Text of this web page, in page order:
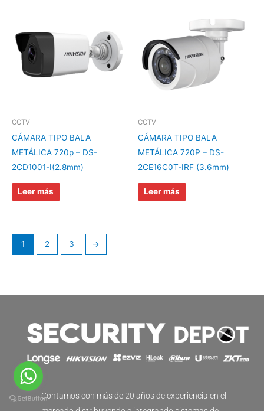
CCTV
CÁMARA TIPO BALA
METÁLICA 720p – DS-
2CD1001-I(2.8mm)
Leer más
CCTV
CÁMARA TIPO BALA
METÁLICA 720P – DS-
2CE16C0T-IRF (3.6mm)
Leer más
1 2 3 →
Contamos con más de 20 años de experiencia en el